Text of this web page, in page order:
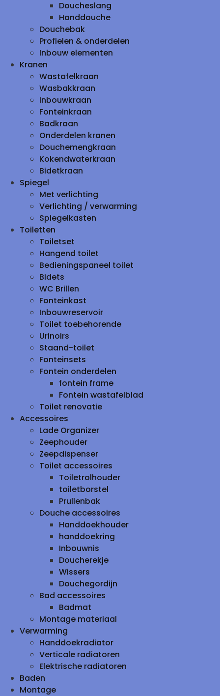
Doucheslang
Handdouche
Douchebak
Profielen & onderdelen
Inbouw elementen
Kranen
Wastafelkraan
Wasbakkraan
Inbouwkraan
Fonteinkraan
Badkraan
Onderdelen kranen
Douchemengkraan
Kokendwaterkraan
Bidetkraan
Spiegel
Met verlichting
Verlichting / verwarming
Spiegelkasten
Toiletten
Toiletset
Hangend toilet
Bedieningspaneel toilet
Bidets
WC Brillen
Fonteinkast
Inbouwreservoir
Toilet toebehorende
Urinoirs
Staand-toilet
Fonteinsets
Fontein onderdelen
fontein frame
Fontein wastafelblad
Toilet renovatie
Accessoires
Lade Organizer
Zeephouder
Zeepdispenser
Toilet accessoires
Toiletrolhouder
toiletborstel
Prullenbak
Douche accessoires
Handdoekhouder
handdoekring
Inbouwnis
Doucherekje
Wissers
Douchegordijn
Bad accessoires
Badmat
Montage materiaal
Verwarming
Handdoekradiator
Verticale radiatoren
Elektrische radiatoren
Baden
Montage